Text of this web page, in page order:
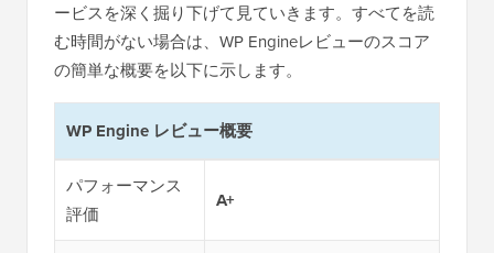
ービスを深く掘り下げて見ていきます。すべてを読
む時間がない場合は、WP Engineレビューのスコア
の簡単な概要を以下に示します。
WP Engine レビュー概要
パフォーマンス
評価
A+